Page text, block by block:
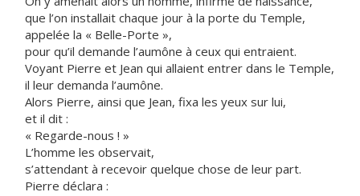
que l’on installait chaque jour à la porte du Temple,
appelée la « Belle-Porte »,
pour qu’il demande l’aumône à ceux qui entraient.
Voyant Pierre et Jean qui allaient entrer dans le Temple,
il leur demanda l’aumône.
Alors Pierre, ainsi que Jean, fixa les yeux sur lui,
et il dit :
« Regarde-nous ! »
L’homme les observait,
s’attendant à recevoir quelque chose de leur part.
Pierre déclara :